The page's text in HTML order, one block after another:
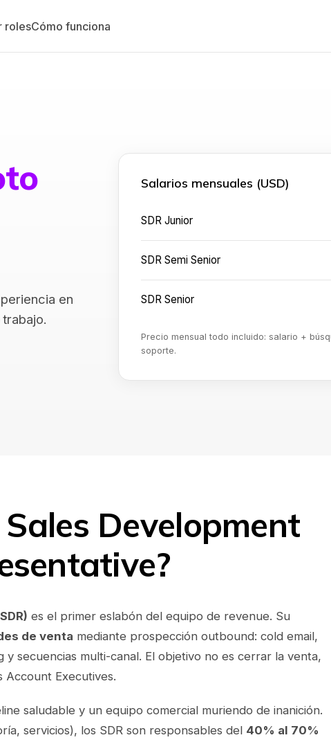
rolesCómo funciona
en
Salarios mensuales (USD)
SDR Junior
SDR Semi Senior
SDR Senior
Precio mensual todo incluido: salario +
soporte.
Development
es el primer eslabón del equipo de revenue. Su
de venta mediante prospección outbound: cold email,
secuencias multi-canal. El objetivo no es cerrar la venta,
Account Executives.
saludable y un equipo comercial muriendo de inanición.
servicios), los SDR son responsables del 40% al 70%